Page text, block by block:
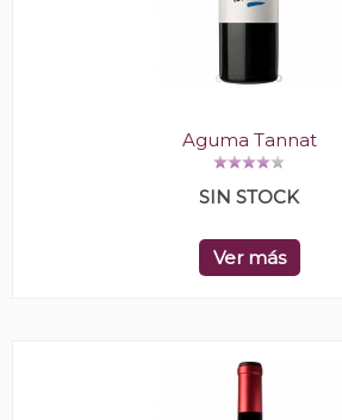
Aguma Tannat
SIN STOCK
Ver más